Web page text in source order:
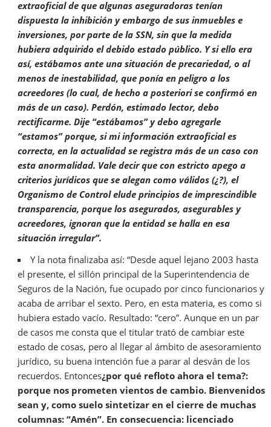
extraoficial de que algunas aseguradoras tenían
dispuesta la inhibición y embargo de sus inmuebles e
inversiones, por parte de la SSN, sin que la medida
hubiera adquirido el debido estado público. Y si ello era
así, estábamos ante una situación de precariedad, o al
menos de inestabilidad, que ponía en peligro a los
acreedores (lo cual, de hecho a posteriori se confirmó en
más de un caso). Perdón, estimado lector, debo
rectificarme. Dije “estábamos” y debo agregarle
“estamos” porque, si mi información extraoficial es
correcta, en la actualidad se registra más de un caso con
esta anormalidad. Vale decir que con estricto apego a
criterios jurídicos que se alegan como válidos (¿?), el
Organismo de Control elude principios de imprescindible
transparencia, porque los asegurados, asegurables y
acreedores, ignoran que la entidad se halla en esa
situación irregular”.
Y la nota finalizaba así: “Desde aquel lejano 2003 hasta
el presente, el sillón principal de la Superintendencia de
Seguros de la Nación, fue ocupado por cinco funcionarios y
acaba de arribar el sexto. Pero, en esta materia, es como si
hubiera estado vacío. Resultado: “cero”. Aunque en un par
de casos me consta que el titular trató de cambiar este
estado de cosas, pero al llegar al ámbito de asesoramiento
jurídico, su buena intención fue a parar al desván de los
recuerdos. Entonces¿por qué refloto ahora el tema?:
porque nos prometen vientos de cambio. Bienvenidos
sean y, como suelo sintetizar en el cierre de muchas
columnas: “Amén”. En consecuencia: licenciado